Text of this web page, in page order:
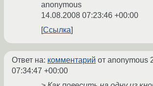
anonymous
14.08.2008 07:23:46 +00:00
Ссылка
Ответ на: комментарий от anonymous
07:34:47 +00:00